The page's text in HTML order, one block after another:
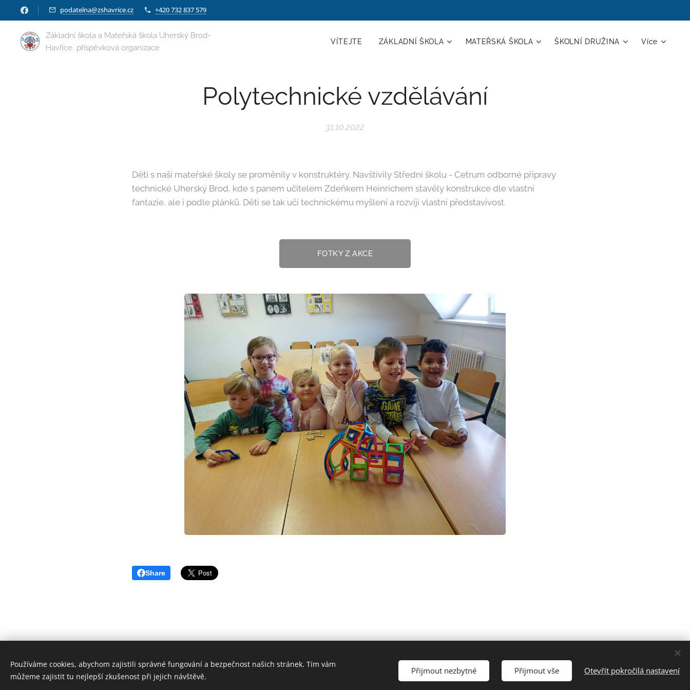
podatelna@zshavrice.cz +420 732 837 579
Základní škola a Mateřská škola Uherský Brod-
Havřice, příspěvková organizace
VÍTEJTE ZÁKLADNÍ ŠKOLA MATEŘSKÁ ŠKOLA ŠKOLNÍ DRUŽINA Více
Polytechnické vzdělávání
31.10.2022
Děti s naší mateřské školy se proměnily v konstruktéry. Navštívily Střední školu - Cetrum odborné přípravy
technické Uherský Brod, kde s panem učitelem Zdeňkem Heinrichem stavěly konstrukce dle vlastní
fantazie, ale i podle plánků. Děti se tak učí technickému myšlení a rozvíjí vlastní představivost.
FOTKY Z AKCE
Share
© 2024 Základní škola a Mateřská škola Uherský Brod-Havřice, příspěvková organizace | Všechna práva vyhrazena.
Používáme cookies, abychom zajistili správné fungování a bezpečnost našich stránek. Tím vám
můžeme zajistit tu nejlepší zkušenost při jejich návštěvě.
Přijmout nezbytné Přijmout vše Otevřít pokročilá nastavení